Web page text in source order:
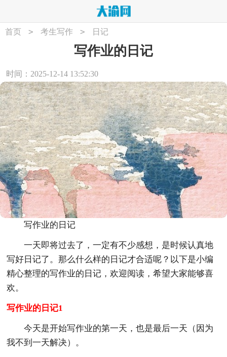
首页 > 考生写作 > 日记
写作业的日记
时间：2025-12-14 13:52:30
写作业的日记
一天即将过去了，一定有不少感想，是时候认真地
写好日记了。那么什么样的日记才合适呢？以下是小编
精心整理的写作业的日记，欢迎阅读，希望大家能够喜
欢。
写作业的日记1
今天是开始写作业的第一天，也是最后一天（因为
我不到一天解决）。